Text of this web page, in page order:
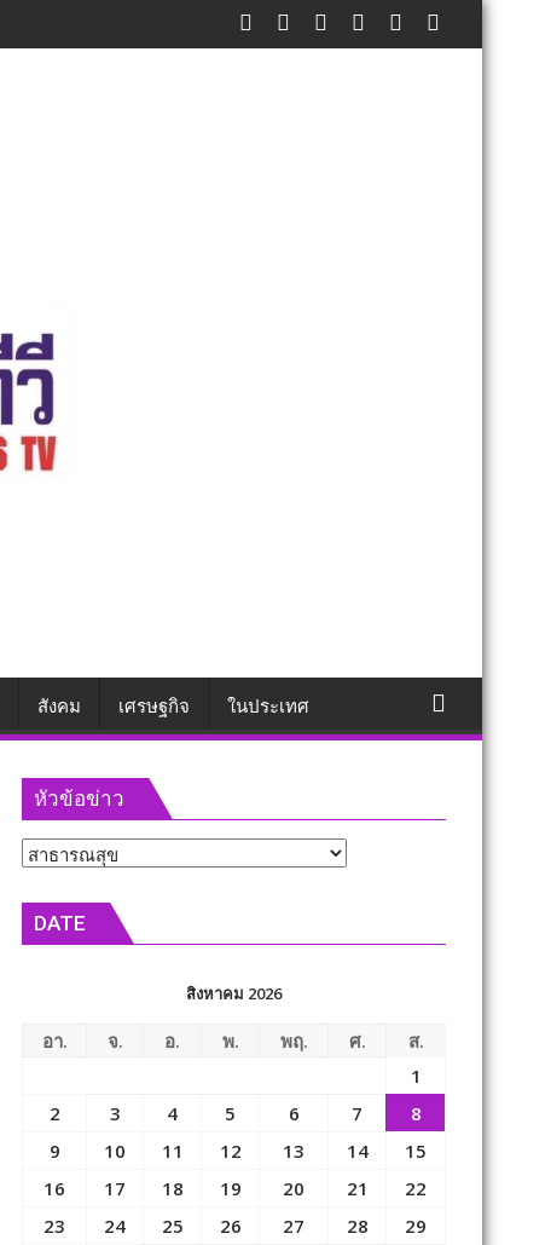
สังคม เศรษฐกิจ ในประเทศ
หัวข้อข่าว
หัวข้อ
DATE
สิงหาคม 2026
อา. จ. อ. พ. พฤ. ศ.
ส.
1
2
3 4 5 6 7
8
9
10 11 12 13 14
15
16
17 18 19 20 21
22
23
24 25 26 27 28
29